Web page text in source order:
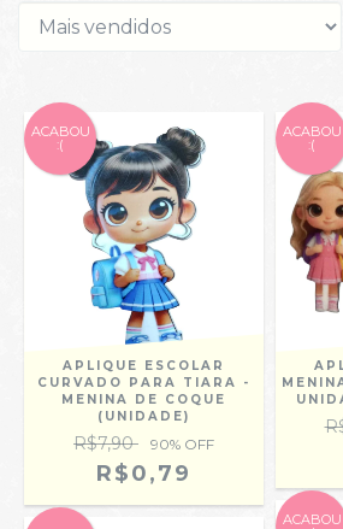
ACABOU
:(
APLIQUE ESCOLAR
CURVADO PARA TIARA -
MENINA DE COQUE
(UNIDADE)
R$7,90 90% OFF
R$0,79
ACABOU
:(
ACABOU